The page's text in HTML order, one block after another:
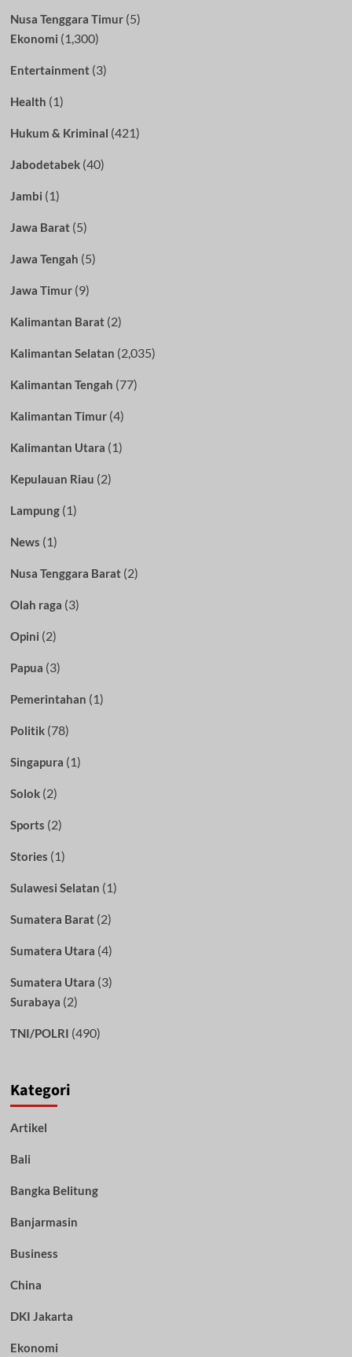
Nusa Tenggara Timur(5)
Ekonomi (1,300)
Entertainment(3)
Health (1)
Hukum & Kriminal (421)
Jabodetabek(40)
Jambi (1)
Jawa Barat(5)
Jawa Tengah (5)
Jawa Timur(9)
Kalimantan Barat(2)
Kalimantan Selatan (2,035)
Kalimantan Tengah (77)
Kalimantan Timur(4)
Kalimantan Utara (1)
Kepulauan Riau (2)
Lampung(1)
News (1)
Nusa Tenggara Barat(2)
Olah raga (3)
Opini (2)
Papua (3)
Pemerintahan (1)
Politik(78)
Singapura (1)
Solok(2)
Sports (2)
Stories (1)
Sulawesi Selatan (1)
Sumatera Barat(2)
Sumatera Utara (4)
Sumatera Utara (3)
Surabaya (2)
TNI/POLRI (490)
Kategori
Artikel
Bali
Bangka Belitung
Banjarmasin
Business
China
DKI Jakarta
Ekonomi